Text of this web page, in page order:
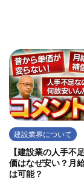
建設業界について
【建設業の人手不
価はなぜ安い？月
は可能？